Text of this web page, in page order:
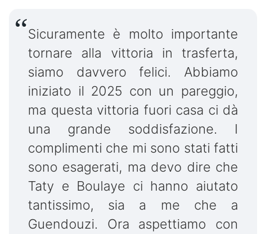
Sicuramente è molto importante
tornare alla vittoria in trasferta,
siamo davvero felici. Abbiamo
iniziato il 2025 con un pareggio,
ma questa vittoria fuori casa ci dà
una grande soddisfazione. I
complimenti che mi sono stati fatti
sono esagerati, ma devo dire che
Taty e Boulaye ci hanno aiutato
tantissimo, sia a me che a
Guendouzi. Ora aspettiamo con